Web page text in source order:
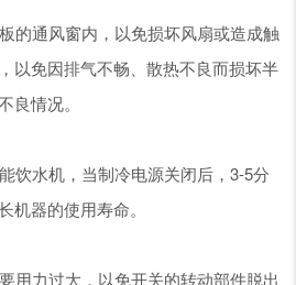
的通风窗内，以免损坏风扇或造成触
以免因排气不畅、散热不良而损坏半
良情况。
饮水机，当制冷电源关闭后，3-5分
机器的使用寿命。
用力过大，以免开关的转动部件脱出